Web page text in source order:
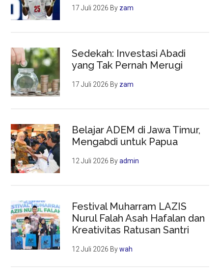
17 Juli 2026 By zam
Sedekah: Investasi Abadi
yang Tak Pernah Merugi
17 Juli 2026 By zam
Belajar ADEM di Jawa Timur,
Mengabdi untuk Papua
12 Juli 2026 Byadmin
Festival Muharram LAZIS
Nurul Falah Asah Hafalan dan
Kreativitas Ratusan Santri
12 Juli 2026 Bywah